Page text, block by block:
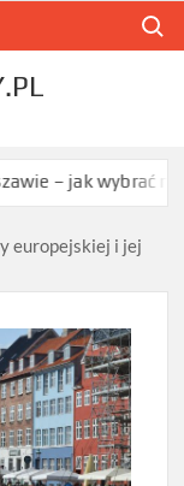
najlepszą
europejskiej i jej